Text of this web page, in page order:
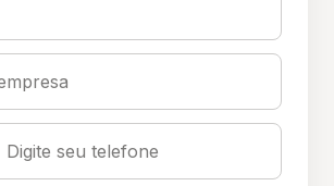
Digite seu telefone